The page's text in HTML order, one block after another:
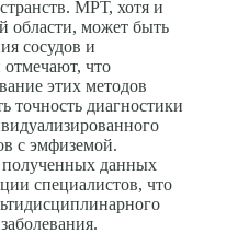
МРТ, хотя и
области, может быть
сосудов и
что
этих методов
точность диагностики
с эмфиземой.
полученных данных
специалистов, что